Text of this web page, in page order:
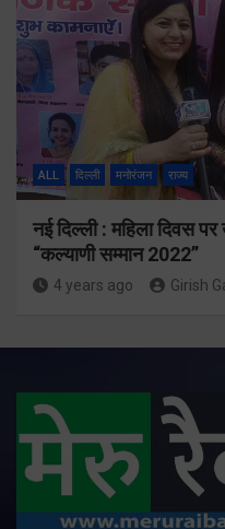
ALL दिल्ली मनोरंजन राज्य
नई दिल्ली : महिला दिवस
“कल्याणी सम्मान 2022”
4 years ago Girish